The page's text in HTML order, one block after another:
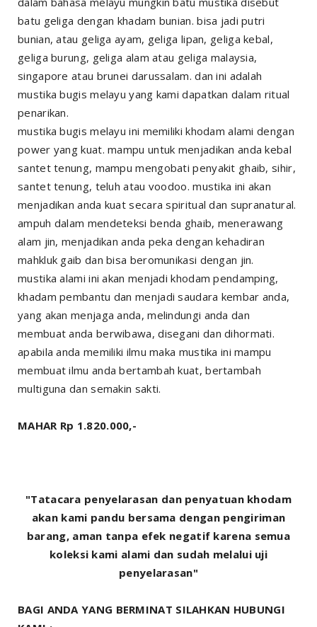
batu geliga dengan khadam bunian. bisa jadi putri
bunian, atau geliga ayam, geliga lipan, geliga kebal,
geliga burung, geliga alam atau geliga malaysia,
singapore atau brunei darussalam. dan ini adalah
mustika bugis melayu yang kami dapatkan dalam ritual
penarikan.
mustika bugis melayu ini memiliki khodam alami dengan
power yang kuat. mampu untuk menjadikan anda kebal
santet tenung, mampu mengobati penyakit ghaib, sihir,
santet tenung, teluh atau voodoo. mustika ini akan
menjadikan anda kuat secara spiritual dan supranatural.
ampuh dalam mendeteksi benda ghaib, menerawang
alam jin, menjadikan anda peka dengan kehadiran
mahkluk gaib dan bisa beromunikasi dengan jin.
mustika alami ini akan menjadi khodam pendamping,
khadam pembantu dan menjadi saudara kembar anda,
yang akan menjaga anda, melindungi anda dan
membuat anda berwibawa, disegani dan dihormati.
apabila anda memiliki ilmu maka mustika ini mampu
membuat ilmu anda bertambah kuat, bertambah
multiguna dan semakin sakti.
MAHAR Rp 1.820.000,-
"Tatacara penyelarasan dan penyatuan khodam
akan kami pandu bersama dengan pengiriman
barang, aman tanpa efek negatif karena semua
koleksi kami alami dan sudah melalui uji
penyelarasan"
BAGI ANDA YANG BERMINAT SILAHKAN HUBUNGI